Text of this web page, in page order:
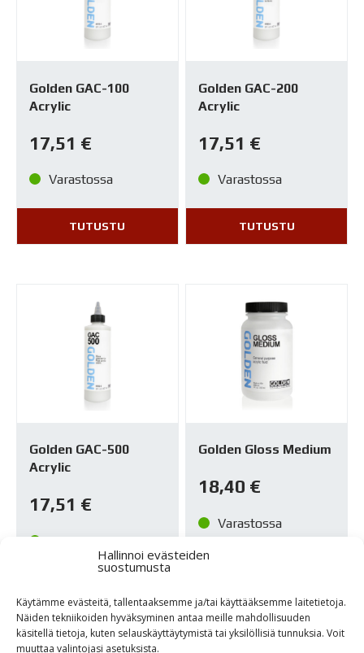
Hallinnoi evästeiden
suostumusta
Käytämme evästeitä, tallentaaksemme ja/tai käyttääksemme laitetietoja.
Näiden tekniikoiden hyväksyminen antaa meille mahdollisuuden
käsitellä tietoja, kuten selauskäyttäytymistä tai yksilöllisiä tunnuksia. Voit
muuttaa valintojasi asetuksista.
Golden GAC-100
Acrylic
17,51 €
Varastossa
TUTUSTU
Golden GAC-200
Acrylic
17,51 €
Varastossa
TUTUSTU
Golden GAC-500
Acrylic
17,51 €
Varastossa
Golden Gloss Medium
18,40 €
Varastossa